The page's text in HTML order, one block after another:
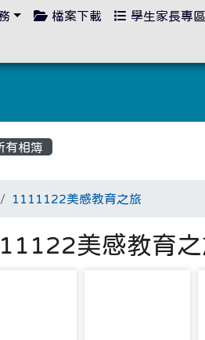
有相簿
1111122美感教育之旅
美感教育之
檔案下載 學生家長專區